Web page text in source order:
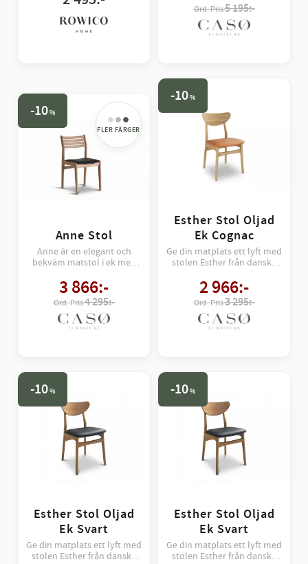
design som lyfter
matplatsen.
5 195:-
Anne Stol
Anne är en elegant och
bekväm matstol i ek med
med luftig rygg. Finns i flera
oljade utföranden samt som
karmstol.
3 866:-
4 295:-
10%
Esther Stol Oljad
Ek Cognac
Ge din matplats ett lyft med
stolen Esther från danska
mellan retrocharm och
modernt hantverk.
2 966:-
3 295:-
10%
Esther Stol Oljad
Ek Svart
Ge din matplats ett lyft med
stolen Esther från danska
10%
Esther Stol Oljad
Ek Svart
Ge din matplats ett lyft med
stolen Esther från danska
10%